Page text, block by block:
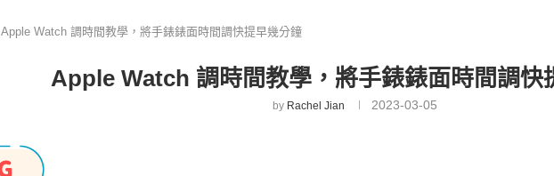
Apple Watch 調時間教學，將手錶錶面時間調快提早幾分鐘
Apple Watch 調時間教學，將手錶錶面時間調快
by Rachel Jian 2023-03-05